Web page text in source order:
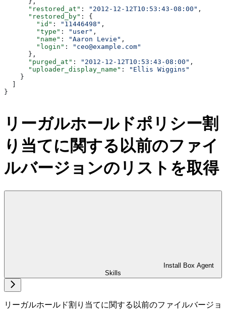
      "restored_at"
: "2012-12-12T10:53:43-08:00" ,
      "restored_by"
: {
        "id"
: "11446498" ,
        "type"
: "user" ,
        "name"
: "Aaron Levie" ,
        "login"
:
"ceo@example.com"
      },
      "purged_at"
: "2012-12-12T10:53:43-08:00" ,
      "uploader_display_name"
:
"Ellis Wiggins"
    }
  ]
}
リーガルホールドポリシー割
り当てに関する以前のファイ
ルバージョンのリストを取得
Install Box Agent
Skills
リーガルホールド割り当てに関する以前のファイルバージョ